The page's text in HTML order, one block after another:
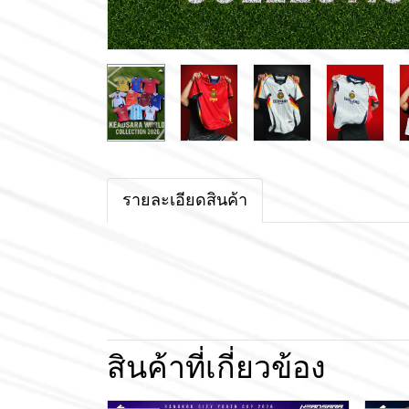
รายละเอียดสินค้า
สินค้าที่เกี่ยวข้อง